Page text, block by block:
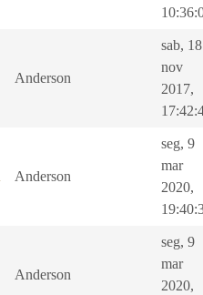
Anderson
sab, 18
nov
2017,
Anderson
seg, 9
mar
2020,
Anderson
seg, 9
mar
2020,